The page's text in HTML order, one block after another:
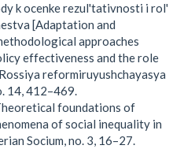
k ocenke rezul'tativnosti i rol'
[Adaptation and
approaches
effectiveness and the role
reformiruyushchayasya
14, 412–469.
foundations of
of social inequality in
Socium, no. 3, 16–27.